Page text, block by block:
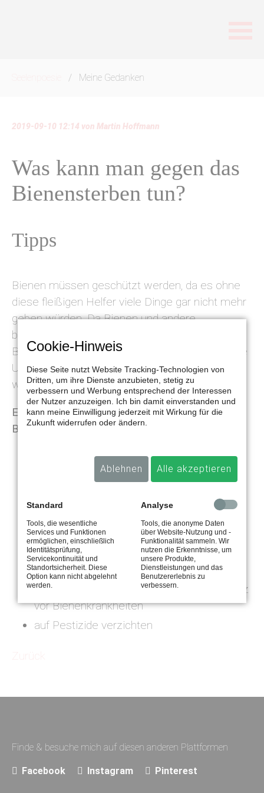
Meine Gedanken
2019-09-10 12:14 von Martin Hoffmann
Was kann man gegen das
Bienensterben tun?
Tipps
Bienen müssen geschützt werden, da es ohne
diese fleißigen Helfer viele Dinge gar nicht mehr
geben würden. Da Bienen und andere
bestäubende Insekten 80 bis 90 Prozent der
Bestäubungsarbeit übernehmen, wäre es für die
Umwelt fatal, wenn es diese nicht mehr geben
würde.
Es gibt viele Dinge, die man tun kann, um den
Bienen zu helfen:
bienenfreundliche Blumen anpflanzen
den örtlichen Imker unterstützen
Bienenpatenschaft
Nutzen von saisonalen Lebensmittel aus
regionaler ökologischer Landwirtschaft
Honiggläser immer ausspülen - zum Schutz
vor Bienenkrankheiten
auf Pestizide verzichten
Finde & besuche mich auf diesen anderen Plattformen
Facebook Instagram Pinterest
Cookie-Hinweis
Diese Seite nutzt Website Tracking-Technologien von
Dritten, um ihre Dienste anzubieten, stetig zu
verbessern und Werbung entsprechend der Interessen
der Nutzer anzuzeigen. Ich bin damit einverstanden und
kann meine Einwilligung jederzeit mit Wirkung für die
Zukunft widerrufen oder ändern.
Ablehnen Alle akzeptieren
Standard
Tools, die wesentliche
Services und Funktionen
ermöglichen, einschließlich
Identitätsprüfung,
Servicekontinuität und
Standortsicherheit. Diese
Option kann nicht abgelehnt
werden.
Analyse
Tools, die anonyme Daten
über Website-Nutzung und -
Funktionalität sammeln. Wir
nutzen die Erkenntnisse, um
unsere Produkte,
Dienstleistungen und das
Benutzererlebnis zu
verbessern.